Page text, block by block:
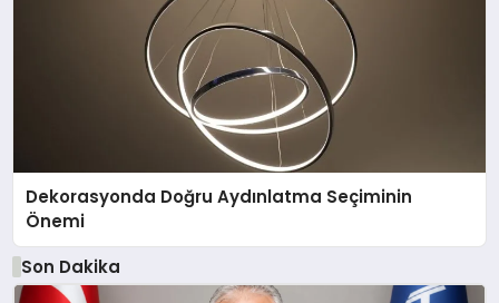
Dekorasyonda Doğru Aydınlatma Seçiminin
Önemi
Son Dakika